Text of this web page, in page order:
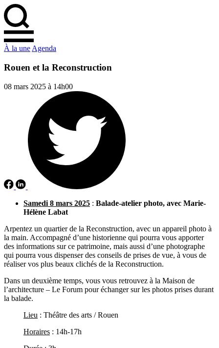
À la uneAgenda
Rouen et la Reconstruction
08 mars 2025 à 14h00
Samedi 8 mars 2025 : Balade-atelier photo, avec Marie-
Hélène Labat
Arpentez un quartier de la Reconstruction, avec un appareil photo à
la main. Accompagné d’une historienne qui pourra vous apporter
des informations sur ce patrimoine, mais aussi d’une photographe
qui pourra vous dispenser des conseils de prises de vue, à vous de
réaliser vos plus beaux clichés de la Reconstruction.
Dans un deuxième temps, vous vous retrouvez à la Maison de
l’architecture – Le Forum pour échanger sur les photos prises durant
la balade.
Lieu : Théâtre des arts / Rouen
Horaires : 14h-17h